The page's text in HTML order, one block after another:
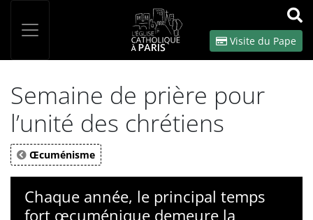
OK
Visite du Pape
Semaine de prière pour
l’unité des chrétiens
Œcuménisme
Chaque année, le principal temps
fort œcuménique demeure la
Panneau de gestion des cookies